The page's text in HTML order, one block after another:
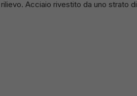
Acciaio rivestito da uno strato di